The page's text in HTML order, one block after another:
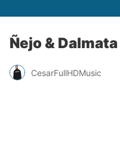
Ñejo &
CesarFullHDMusic